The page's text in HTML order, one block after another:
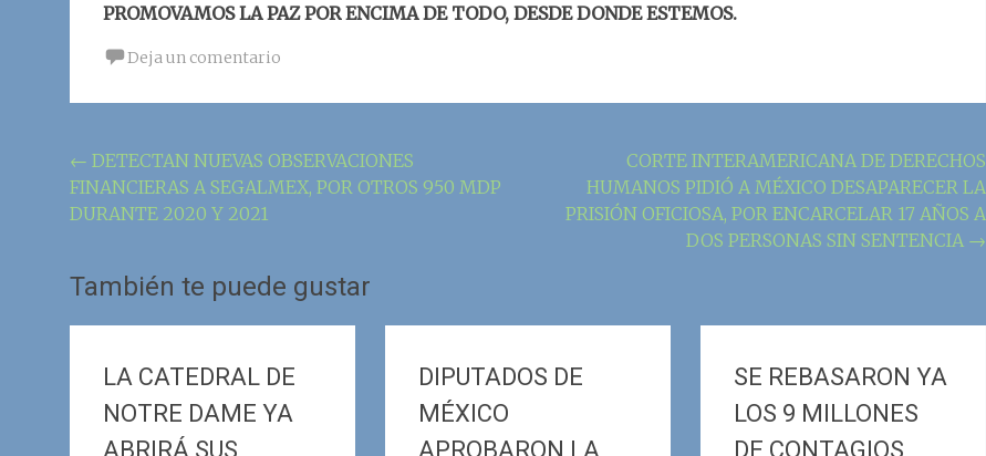
PROMOVAMOS LA PAZ POR ENCIMA DE TODO, DESDE DONDE ESTEMOS.
Deja un comentario
Navegación
de
entrada
← DETECTAN NUEVAS OBSERVACIONES
FINANCIERAS A SEGALMEX, POR OTROS 950 MDP
DURANTE 2020 Y 2021
CORTE INTERAMERICANA DE DERECHOS
HUMANOS PIDIÓ A MÉXICO DESAPARECER LA
PRISIÓN OFICIOSA, POR ENCARCELAR 17 AÑOS A
DOS PERSONAS SIN SENTENCIA →
También te puede gustar
LA CATEDRAL DE
NOTRE DAME YA
ABRIRÁ SUS
DIPUTADOS DE
MÉXICO
APROBARON LA
SE REBASARON YA
LOS 9 MILLONES
DE CONTAGIOS